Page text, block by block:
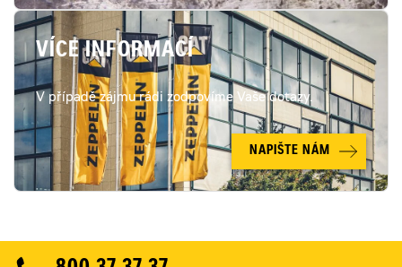
VÍCE INFORMACÍ
V případě zájmu rádi zodpovíme Vaše dotazy.
NAPIŠTE NÁM